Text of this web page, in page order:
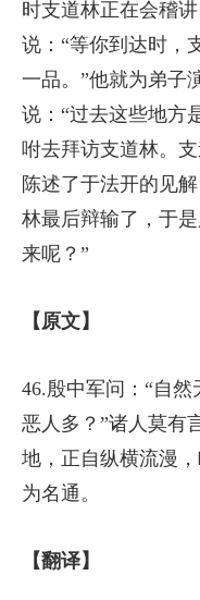
时支道林正在会稽
说：“等你到达时，
一品。”他就为弟子
说：“过去这些地方
咐去拜访支道林。
陈述了于法开的见
林最后辩输了，于
来呢？”
【原文】
46.殷中军问：“自然
恶人多？”诸人莫有
地，正自纵横流漫
为名通。
【翻译】